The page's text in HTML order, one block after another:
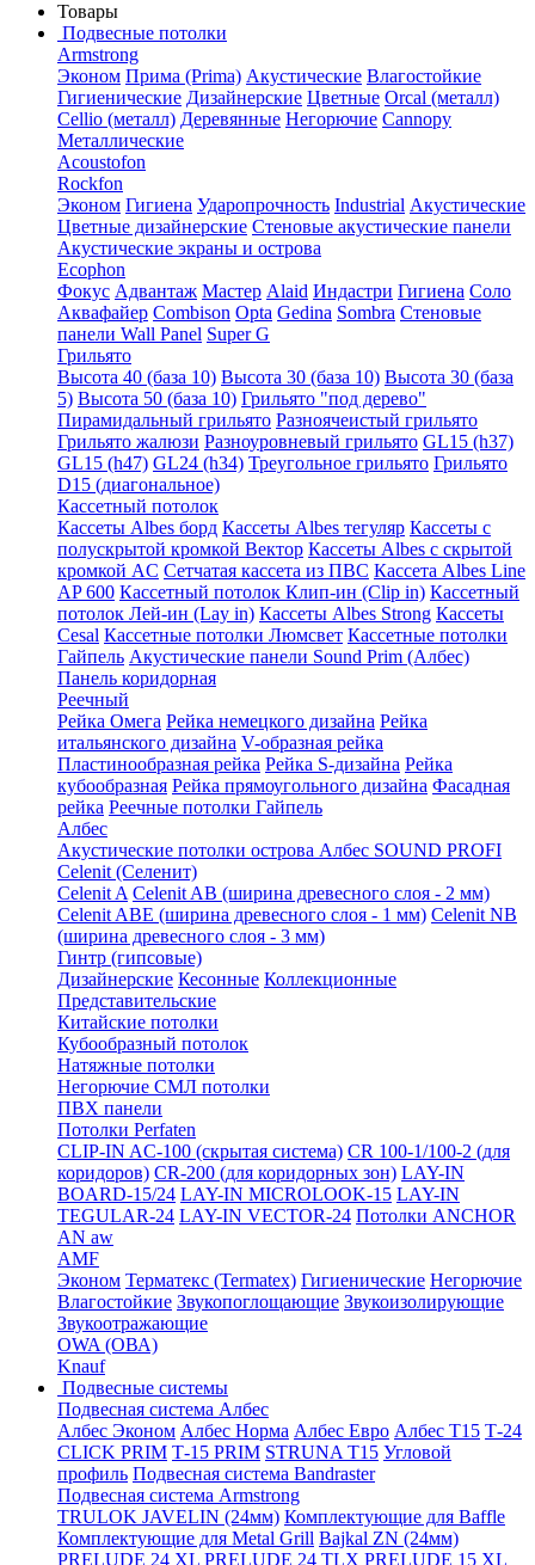
Товары
Подвесные потолки
Armstrong
Эконом Прима (Prima) Акустические Влагостойкие
Гигиенические Дизайнерские Цветные Orcal (металл)
Cellio (металл) Деревянные Негорючие Cannopy
Металлические
Acoustofon
Rockfon
Эконом Гигиена Ударопрочность Industrial Акустические
Цветные дизайнерские Стеновые акустические панели
Акустические экраны и острова
Ecophon
Фокус Адвантаж Мастер Alaid Индастри Гигиена Соло
Аквафайер Combison Opta Gedina Sombra Стеновые
панели Wall Panel Super G
Грильято
Высота 40 (база 10) Высота 30 (база 10) Высота 30 (база
5) Высота 50 (база 10) Грильято "под дерево"
Пирамидальный грильято Разноячеистый грильято
Грильято жалюзи Разноуровневый грильято GL15 (h37)
GL15 (h47) GL24 (h34) Треугольное грильято Грильято
D15 (диагональное)
Кассетный потолок
Кассеты Albes борд Кассеты Albes тегуляр Кассеты с
полускрытой кромкой Вектор Кассеты Albes с скрытой
кромкой AC Сетчатая кассета из ПВС Кассета Albes Line
AP 600 Кассетный потолок Клип-ин (Clip in) Кассетный
потолок Лей-ин (Lay in) Кассеты Albes Strong Кассеты
Cesal Кассетные потолки Люмсвет Кассетные потолки
Гайпель Акустические панели Sound Prim (Албес)
Панель коридорная
Реечный
Рейка Омега Рейка немецкого дизайна Рейка
итальянского дизайна V-образная рейка
Пластинообразная рейка Рейка S-дизайна Рейка
кубообразная Рейка прямоугольного дизайна Фасадная
рейка Реечные потолки Гайпель
Албес
Акустические потолки острова Албес SOUND PROFI
Celenit (Селенит)
Celenit A Celenit AB (ширина древесного слоя - 2 мм)
Celenit ABE (ширина древесного слоя - 1 мм) Celenit NB
(ширина древесного слоя - 3 мм)
Гинтр (гипсовые)
Дизайнерские Кесонные Коллекционные
Представительские
Китайские потолки
Кубообразный потолок
Натяжные потолки
Негорючие СМЛ потолки
ПВХ панели
Потолки Perfaten
CLIP-IN AC-100 (скрытая система) CR 100-1/100-2 (для
коридоров) CR-200 (для коридорных зон) LAY-IN
BOARD-15/24 LAY-IN MICROLOOK-15 LAY-IN
TEGULAR-24 LAY-IN VECTOR-24 Потолки ANCHOR
AN aw
AMF
Эконом Терматекс (Termatex) Гигиенические Негорючие
Влагостойкие Звукопоглощающие Звукоизолирующие
Звукоотражающие
OWA (ОВА)
Knauf
Подвесные системы
Подвесная система Албес
Албес Эконом Албес Норма Албес Евро Албес T15 Т-24
CLICK PRIM Т-15 PRIM STRUNA Т15 Угловой
профиль Подвесная система Bandraster
Подвесная система Armstrong
TRULOK JAVELIN (24мм) Комплектующие для Baffle
Комплектующие для Metal Grill Bajkal ZN (24мм)
PRELUDE 24 XL PRELUDE 24 TLX PRELUDE 15 XL